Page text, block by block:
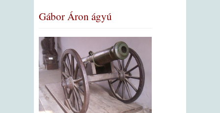
Gábor Áron ágyú